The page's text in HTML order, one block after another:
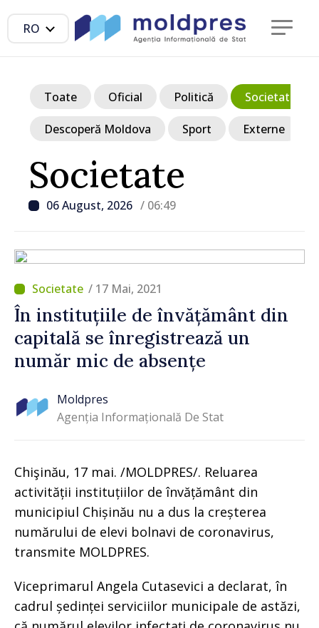
RO
Societate
06 August, 2026 / 06:49
Toate Oficial Politică Societate
Descoperă Moldova Sport Externe
/ 17 Mai, 2021
În instituțiile de învățământ din
capitală se înregistrează un
număr mic de absențe
Moldpres
Agenția Informațională De Stat
Chişinău, 17 mai. /MOLDPRES/. Reluarea
activității instituțiilor de învățământ din
municipiul Chișinău nu a dus la creșterea
numărului de elevi bolnavi de coronavirus,
transmite MOLDPRES.
Viceprimarul Angela Cutasevici a declarat, în
cadrul ședinței serviciilor municipale de astăzi,